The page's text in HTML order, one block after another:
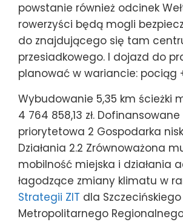
powstanie również odcinek
rowerzyści będą mogli
do znajdującego się tam
przesiadkowego. I dojazd do
planować w wariancie: pociąg
Wybudowanie 5,35 km ścieżki
4 764 858,13 zł.
priorytetowa 2 Gospodarka
Działania 2.2 Zrównoważona
mobilność miejska i działania
łagodzące zmiany klimatu w
Strategii ZIT dla
Metropolitarnego